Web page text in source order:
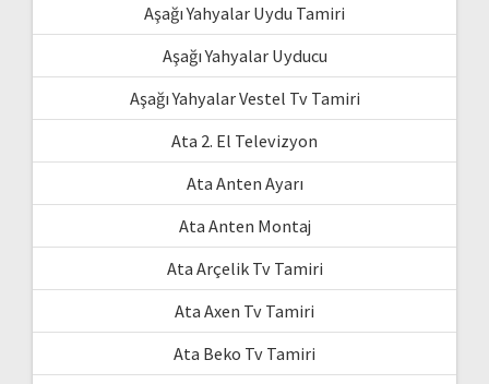
Aşağı Yahyalar Uydu Tamiri
Aşağı Yahyalar Uyducu
Aşağı Yahyalar Vestel Tv Tamiri
Ata 2. El Televizyon
Ata Anten Ayarı
Ata Anten Montaj
Ata Arçelik Tv Tamiri
Ata Axen Tv Tamiri
Ata Beko Tv Tamiri